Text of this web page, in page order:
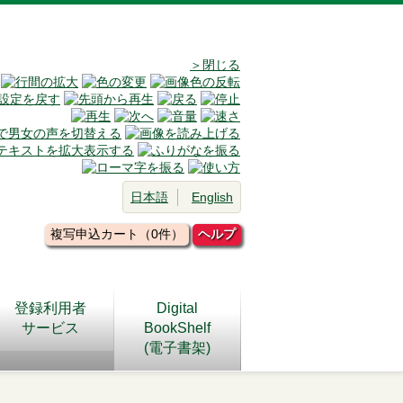
＞閉じる
日本語 English
複写申込カート（0件） ヘルプ
登録利用者
サービス
Digital
BookShelf
(電子書架)